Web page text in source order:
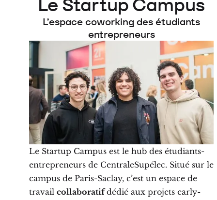
Le Startup Campus
L’espace coworking des étudiants
entrepreneurs
Le Startup Campus est le hub des étudiants-
entrepreneurs de CentraleSupélec. Situé sur le
campus de Paris-Saclay, c’est un espace de
travail collaboratif dédié aux projets early-